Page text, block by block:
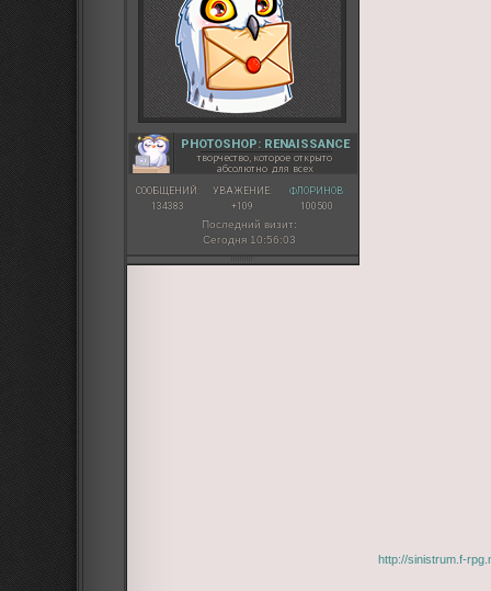
PHOTOSHOP: RENAISSANCE
творчество, которое открыто
абсолютно для всех
СООБЩЕНИЙ:
134383
УВАЖЕНИЕ:
+109
ФЛОРИНОВ:
100500
Последний визит:
Сегодня 10:56:03
http://sinistrum.f-